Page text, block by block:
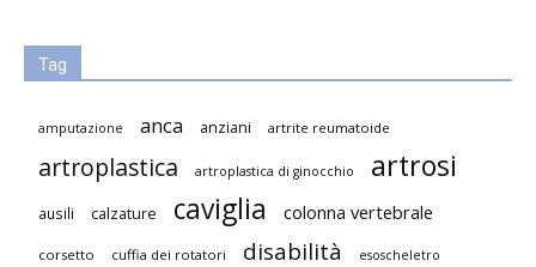
Tag
amputazione anca anziani artrite reumatoide
artroplastica artroplastica di ginocchio artrosi
ausili calzature caviglia colonna vertebrale
corsetto cuffia dei rotatori disabilità esoscheletro